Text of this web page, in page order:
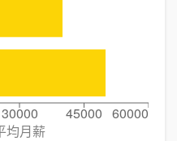
30000 45000 60000
均月薪